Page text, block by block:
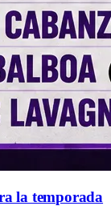
la temporada